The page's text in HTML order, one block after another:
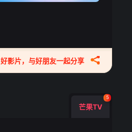
好影片，与好朋友一起分享
芒果TV
5